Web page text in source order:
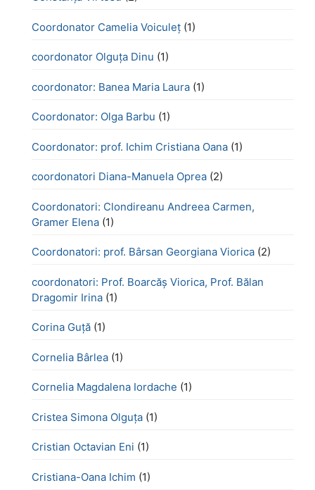
Coordonator Camelia Voiculeț (1)
coordonator Olguța Dinu (1)
coordonator: Banea Maria Laura (1)
Coordonator: Olga Barbu (1)
Coordonator: prof. Ichim Cristiana Oana (1)
coordonatori Diana-Manuela Oprea (2)
Coordonatori: Clondireanu Andreea Carmen,
Gramer Elena (1)
Coordonatori: prof. Bârsan Georgiana Viorica (2)
coordonatori: Prof. Boarcăș Viorica, Prof. Bălan
Dragomir Irina (1)
Corina Guță (1)
Cornelia Bârlea (1)
Cornelia Magdalena Iordache (1)
Cristea Simona Olguța (1)
Cristian Octavian Eni (1)
Cristiana-Oana Ichim (1)